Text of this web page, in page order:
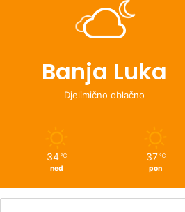
Banja Luka
Djelimično oblačno
34 ℃
ned
37 ℃
pon